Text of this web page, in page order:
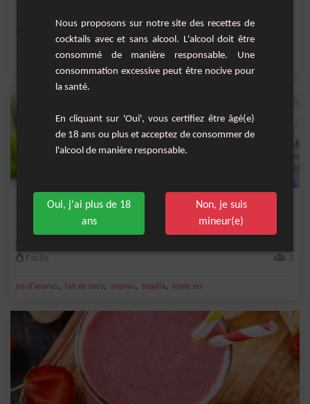
citron ananas,orange, jus de citron vert , banane
Coco love
Cocktail fruité et rafraîchissant à base de tequila, triple sec, jus d'ananas, jus de
p...
Facile 2
jus d'ananas, lait de coco, ananas, tequila, triple sec
Nous proposons sur notre site des recettes de
cocktails avec et sans alcool. L'alcool doit être
consommé de manière responsable. Une
consommation excessive peut être nocive pour
la santé.
En cliquant sur 'Oui', vous certifiez être âgé(e)
de 18 ans ou plus et acceptez de consommer de
l'alcool de manière responsable.
Oui, j'ai plus de 18
ans
Non, je suis
mineur(e)